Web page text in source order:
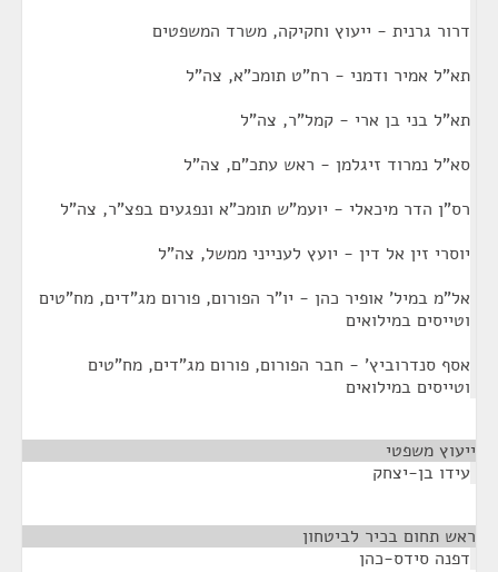
דרור גרנית - ייעוץ וחקיקה, משרד המשפטים
תא"ל אמיר ודמני - רח"ט תומכ"א, צה"ל
תא"ל בני בן ארי - קמל"ר, צה"ל
סא"ל נמרוד זיגלמן - ראש עתכ"ם, צה"ל
רס"ן הדר מיכאלי - יועמ"ש תומכ"א ונפגעים בפצ"ר, צה"ל
יוסרי זין אל דין - יועץ לענייני ממשל, צה"ל
אל"מ במיל' אופיר כהן - יו"ר הפורום, פורום מג"דים, מח"טים
וטייסים במילואים
אסף סנדרוביץ' - חבר הפורום, פורום מג"דים, מח"טים
וטייסים במילואים
ייעוץ משפטי
עידו בן-יצחק
ראש תחום בכיר לביטחון
דפנה סידס-כהן